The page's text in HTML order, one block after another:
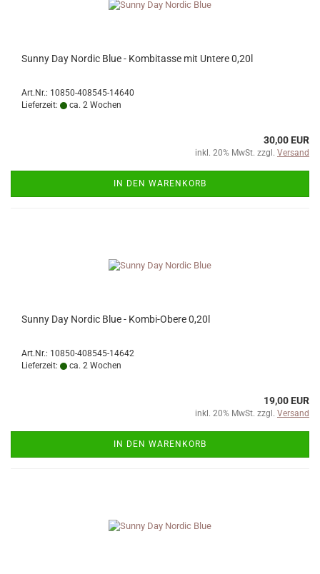
Sunny Day Nordic Blue - Kombitasse mit Untere 0,20l
Art.Nr.: 10850-408545-14640
Lieferzeit:
ca. 2 Wochen
30,00 EUR
inkl. 20% MwSt. zzgl. Versand
IN DEN WARENKORB
Sunny Day Nordic Blue - Kombi-Obere 0,20l
Art.Nr.: 10850-408545-14642
Lieferzeit:
ca. 2 Wochen
19,00 EUR
inkl. 20% MwSt. zzgl. Versand
IN DEN WARENKORB